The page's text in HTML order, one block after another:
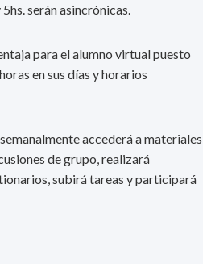
serán asincrónicas.
para el alumno virtual puesto
en sus días y horarios
accederá a materiales
de grupo, realizará
subirá tareas y participará